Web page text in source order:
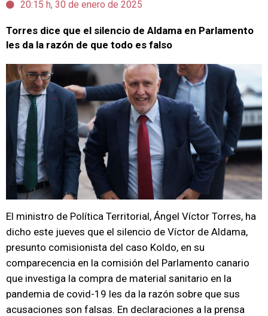
20:15 h, 30 de enero de 2025
Torres dice que el silencio de Aldama en Parlamento
les da la razón de que todo es falso
El ministro de Política Territorial, Ángel Víctor Torres, ha
dicho este jueves que el silencio de Víctor de Aldama,
presunto comisionista del caso Koldo, en su
comparecencia en la comisión del Parlamento canario
que investiga la compra de material sanitario en la
pandemia de covid-19 les da la razón sobre que sus
acusaciones son falsas. En declaraciones a la prensa